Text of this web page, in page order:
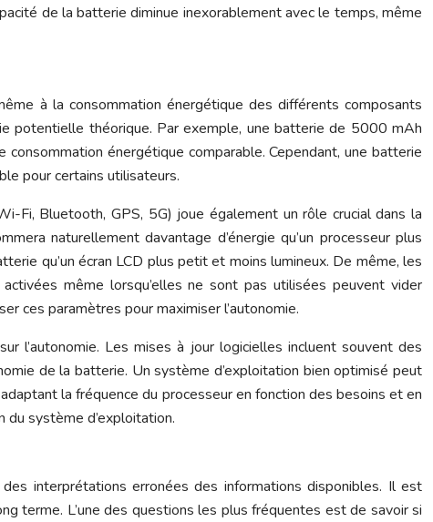
de la batterie diminue inexorablement avec le temps, même
à la consommation énergétique des différents composants
potentielle théorique. Par exemple, une batterie de 5000 mAh
énergétique comparable. Cependant, une batterie
pour certains utilisateurs.
Fi, Bluetooth, GPS, 5G) joue également un rôle crucial dans la
naturellement davantage d’énergie qu’un processeur plus
qu’un écran LCD plus petit et moins lumineux. De même, les
même lorsqu’elles ne sont pas utilisées peuvent vider
ces paramètres pour maximiser l’autonomie.
l’autonomie. Les mises à jour logicielles incluent souvent des
de la batterie. Un système d’exploitation bien optimisé peut
la fréquence du processeur en fonction des besoins et en
du système d’exploitation.
interprétations erronées des informations disponibles. Il est
terme. L’une des questions les plus fréquentes est de savoir si